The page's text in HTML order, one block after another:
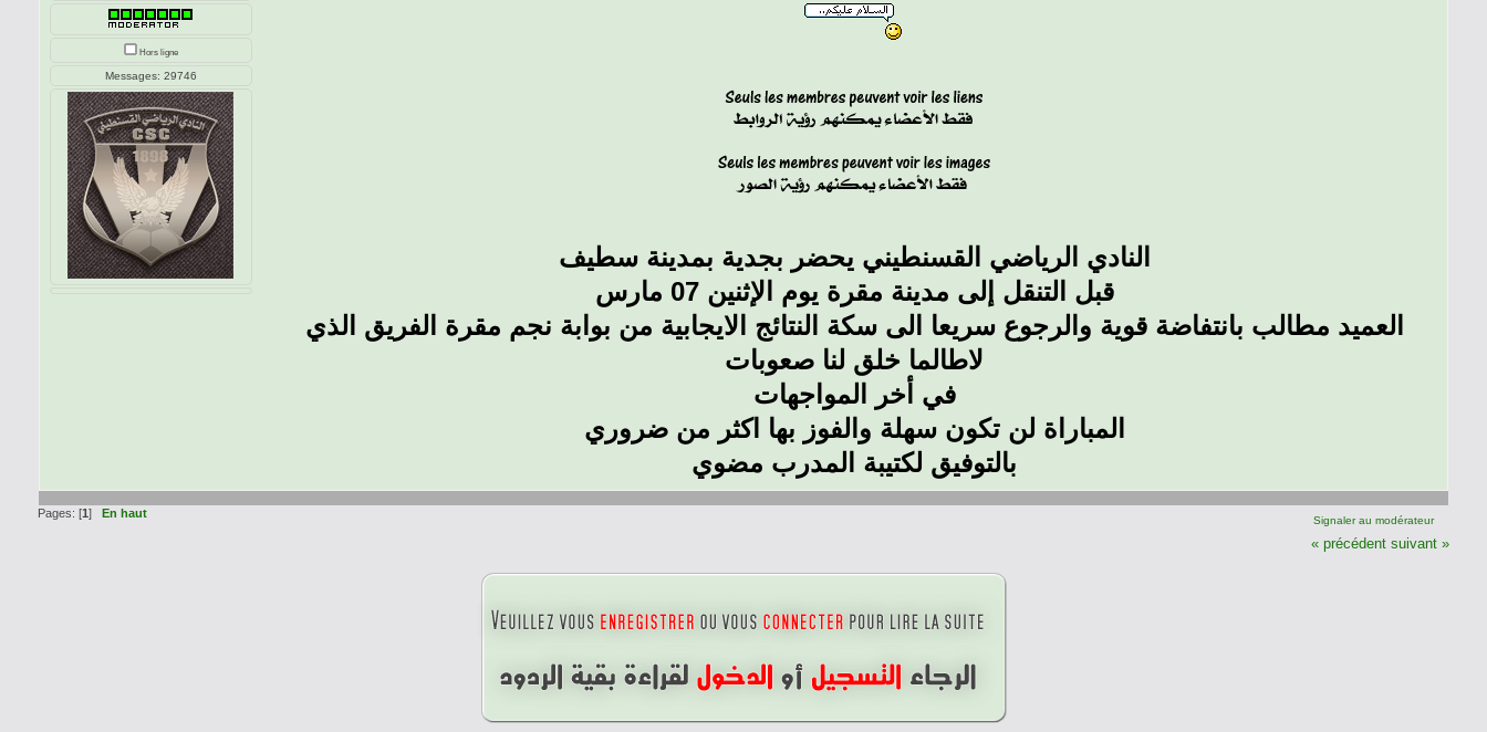
Hors ligne
Messages: 29746
النادي الرياضي القسنطيني يحضر بجدية بمدينة سطيف
قبل التنقل إلى مدينة مقرة يوم الإثنين 07 مارس
العميد مطالب بانتفاضة قوية والرجوع سريعا الى سكة النتائج الايجابية من بوابة نجم مقرة الفريق الذي
لاطالما خلق لنا صعوبات
في أخر المواجهات
المباراة لن تكون سهلة والفوز بها اكثر من ضروري
بالتوفيق لكتيبة المدرب مضوي
Signaler au modérateur
Pages: [1] En haut
« précédent suivant »